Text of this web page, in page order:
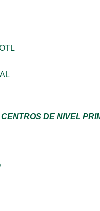
CENTROS DE NIVEL